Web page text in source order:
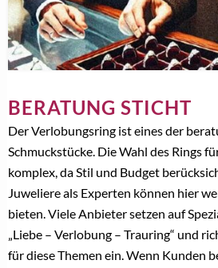
BERATUNG STICHT
Der Verlobungsring ist eines der
Schmuckstücke. Die Wahl des Rings
komplex, da Stil und Budget
Juweliere als Experten können hier
bieten. Viele Anbieter setzen auf
„Liebe – Verlobung – Trauring“ und
für diese Themen ein. Wenn Kunden